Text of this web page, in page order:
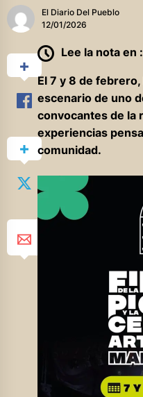
El Diario Del Pueblo
12/01/2026
Lee la nota en :
El 7 y 8 de
escenario de uno
convocantes de la
experiencias
comunidad.